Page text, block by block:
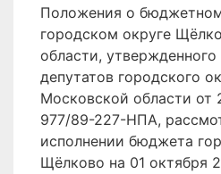
Положения о
городском округе
области,
депутатов городского
Московской области от
977/89-227-НПА,
исполнении бюджета
Щёлково на 01 октября